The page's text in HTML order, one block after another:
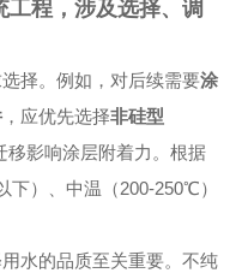
工程，涉及选择、调
选择。例如，对后续需要涂
，应优先选择非硅型
移影响涂层附着力。根据
）、中温（200-250℃）
用水的品质至关重要。不纯